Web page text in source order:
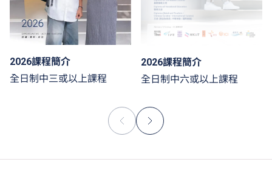
2026課程簡介
全日制中三或以上課程
2026課程簡介
全日制中六或以上課程